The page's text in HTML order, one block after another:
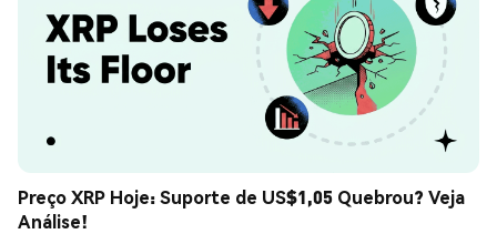
Preço XRP Hoje: Suporte de US$1,05 Quebrou? Veja
Análise!